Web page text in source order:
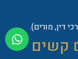
דין, מורים).
קשים